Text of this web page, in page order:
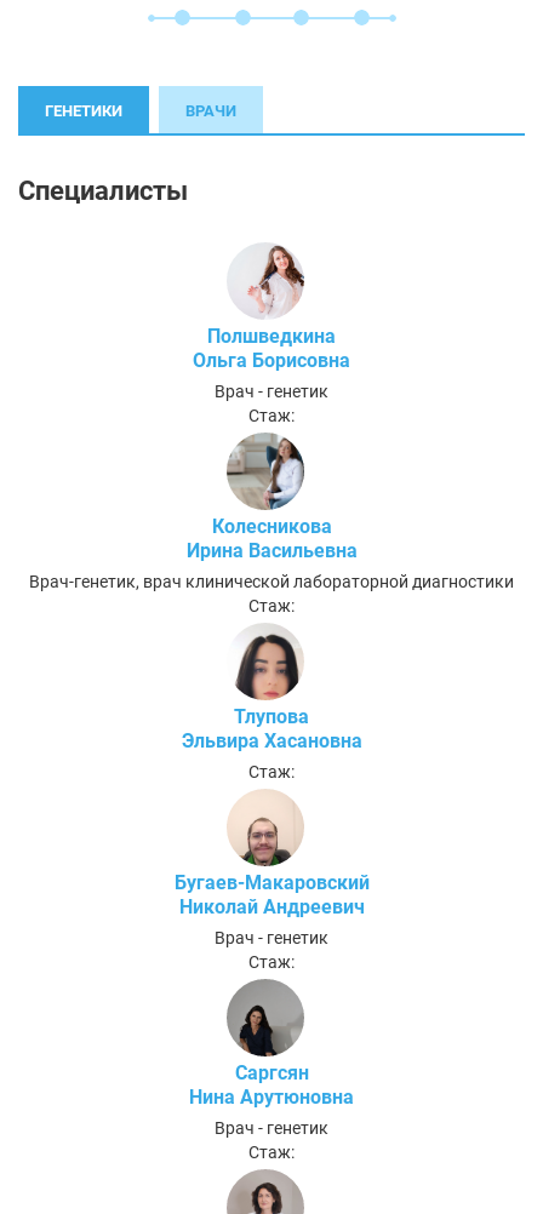
ГЕНЕТИКИ ВРАЧИ
Специалисты
Полшведкина
Ольга Борисовна
Врач - генетик
Стаж:
Колесникова
Ирина Васильевна
Врач-генетик, врач клинической лабораторной диагностики
Стаж:
Тлупова
Эльвира Хасановна
Стаж:
Бугаев-Макаровский
Николай Андреевич
Врач - генетик
Стаж:
Саргсян
Нина Арутюновна
Врач - генетик
Стаж: